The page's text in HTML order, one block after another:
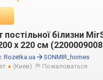
білизни
x 220 см
Rozetka.ua
SONMIR_homes
(Киев) Пожаловаться